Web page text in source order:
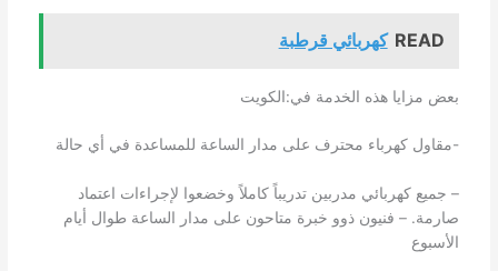
READ كهربائي قرطبة
بعض مزايا هذه الخدمة في:الكويت
-مقاول كهرباء محترف على مدار الساعة للمساعدة في أي حالة
– جميع كهربائي مدربين تدريباً كاملاً وخضعوا لإجراءات اعتماد
صارمة. – فنيون ذوو خبرة متاحون على مدار الساعة طوال أيام
الأسبوع